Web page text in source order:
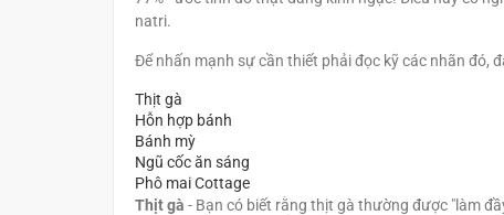
natri.
Để nhấn mạnh sự cần thiết phải đọc kỹ các nhãn đó,
Thịt gà
Hỗn hợp bánh
Bánh mỳ
Ngũ cốc ăn sáng
Phô mai Cottage
Thịt gà - Bạn có biết rằng thịt gà thường được "làm